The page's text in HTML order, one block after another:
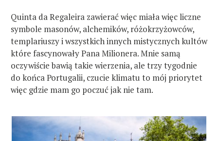
Quinta da Regaleira zawierać więc miała więc liczne
symbole masonów, alchemików, różokrzyżowców,
templariuszy i wszystkich innych mistycznych kultów
które fascynowały Pana Milionera. Mnie samą
oczywiście bawią takie wierzenia, ale trzy tygodnie
do końca Portugalii, czucie klimatu to mój priorytet
więc gdzie mam go poczuć jak nie tam.